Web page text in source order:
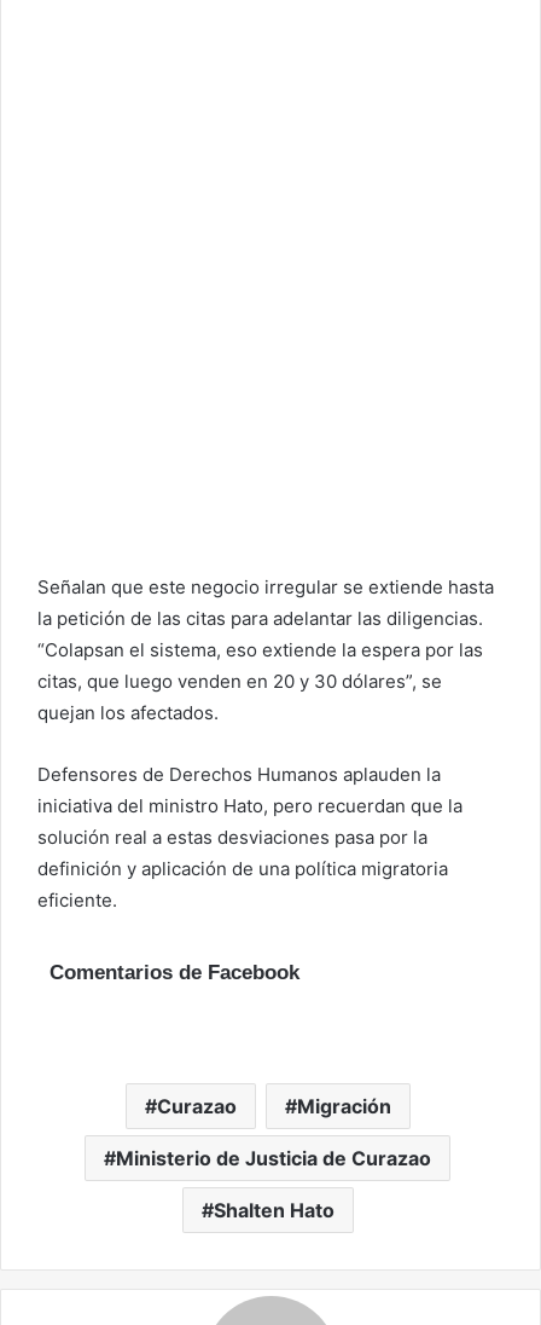
Señalan que este negocio irregular se extiende hasta
la petición de las citas para adelantar las diligencias.
“Colapsan el sistema, eso extiende la espera por las
citas, que luego venden en 20 y 30 dólares”, se
quejan los afectados.
Defensores de Derechos Humanos aplauden la
iniciativa del ministro Hato, pero recuerdan que la
solución real a estas desviaciones pasa por la
definición y aplicación de una política migratoria
eficiente.
Comentarios de Facebook
Curazao Migración
Ministerio de Justicia de Curazao
Shalten Hato